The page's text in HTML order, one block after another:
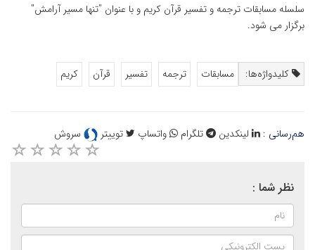
سلسله مسابقات ترجمه و تفسیر قرآن کریم و با عنوان "تنها مسیر آرامش"
برگزار می شود.
کلیدواژه‌ها: مسابقات ترجمه تفسیر قرآن کریم
هم‌رسانی : لینکدین تلگرام واتساپ توییتر سروش
نظر شما :